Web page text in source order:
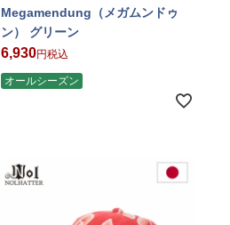
Megamendung（メガムンドゥ
ン） グリーン
6,930 税込
オールシーズン